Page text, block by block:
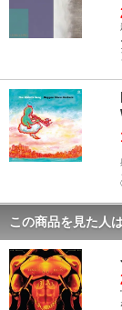
この商品を見た人